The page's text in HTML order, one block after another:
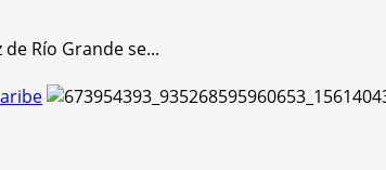
Río Grande se...